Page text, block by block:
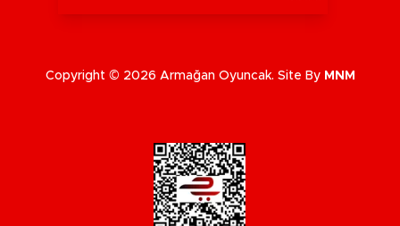
Copyright © 2026 Armağan Oyuncak. Site By MNM